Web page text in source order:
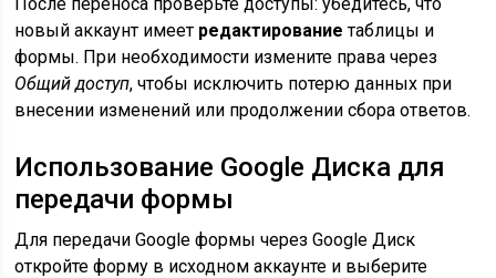
новый аккаунт имеет редактирование таблицы и
формы. При необходимости измените права через
Общий доступ, чтобы исключить потерю данных при
внесении изменений или продолжении сбора ответов.
Использование Google Диска для
передачи формы
Для передачи Google формы через Google Диск
откройте форму в исходном аккаунте и выберите